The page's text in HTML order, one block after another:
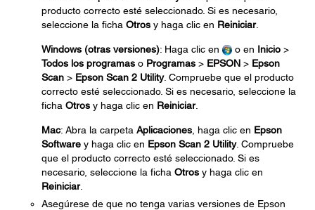
producto correcto esté seleccionado. Si es necesario,
seleccione la ficha Otros y haga clic en Reiniciar.
Windows (otras versiones): Haga clic en o en Inicio >
Todos los programas o Programas > EPSON > Epson
Scan > Epson Scan 2 Utility. Compruebe que el producto
correcto esté seleccionado. Si es necesario, seleccione la
ficha Otros y haga clic en Reiniciar.
Mac: Abra la carpeta Aplicaciones , haga clic en Epson
Software y haga clic en Epson Scan 2 Utility. Compruebe
que el producto correcto esté seleccionado. Si es
necesario, seleccione la ficha Otros y haga clic en
Reiniciar.
Asegúrese de que no tenga varias versiones de Epson